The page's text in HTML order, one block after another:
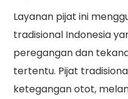
Layanan pijat ini
tradisional Indonesia
peregangan dan
tertentu. Pijat
ketegangan otot,